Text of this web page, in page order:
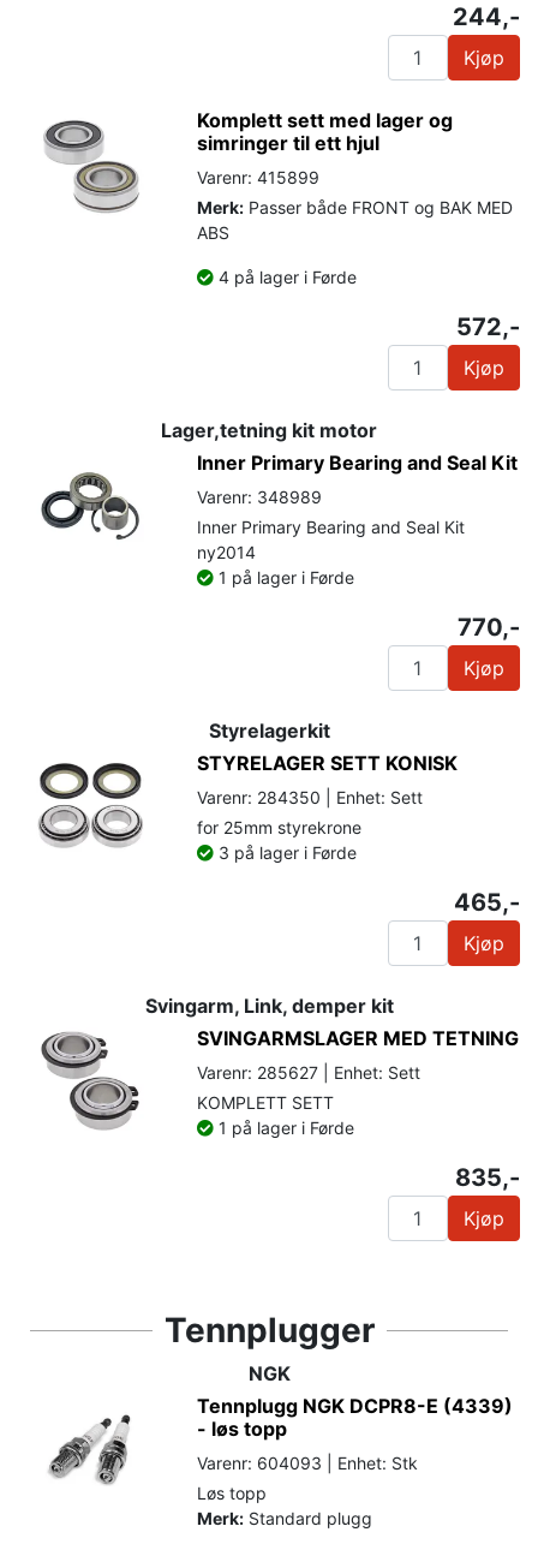
244,-
Kjøp
Komplett sett med lager og
simringer til ett hjul
Varenr: 415899
Merk: Passer både FRONT og BAK MED
ABS
4 på lager i Førde
572,-
Kjøp
Lager,tetning kit motor
Inner Primary Bearing and Seal Kit
Varenr: 348989
Inner Primary Bearing and Seal Kit
ny2014
1 på lager i Førde
770,-
Kjøp
Styrelagerkit
STYRELAGER SETT KONISK
Varenr: 284350 | Enhet: Sett
for 25mm styrekrone
3 på lager i Førde
465,-
Kjøp
Svingarm, Link, demper kit
SVINGARMSLAGER MED TETNING
Varenr: 285627 | Enhet: Sett
KOMPLETT SETT
1 på lager i Førde
835,-
Kjøp
Tennplugger
NGK
Tennplugg NGK DCPR8-E (4339)
- løs topp
Varenr: 604093 | Enhet: Stk
Løs topp
Merk: Standard plugg